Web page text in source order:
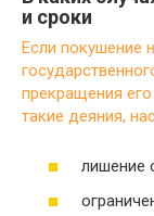
и сроки
Если покушение
прекращения
такие деяния,
лишение